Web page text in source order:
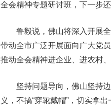
全会精神专题研讨班，下一步
鲁毅说，佛山将深入开展全
带动全市广泛开展面向广大党
推动全会精神进企业、进农村
坚持问题导向，佛山坚持边
义，不搞“穿靴戴帽”，切实拿